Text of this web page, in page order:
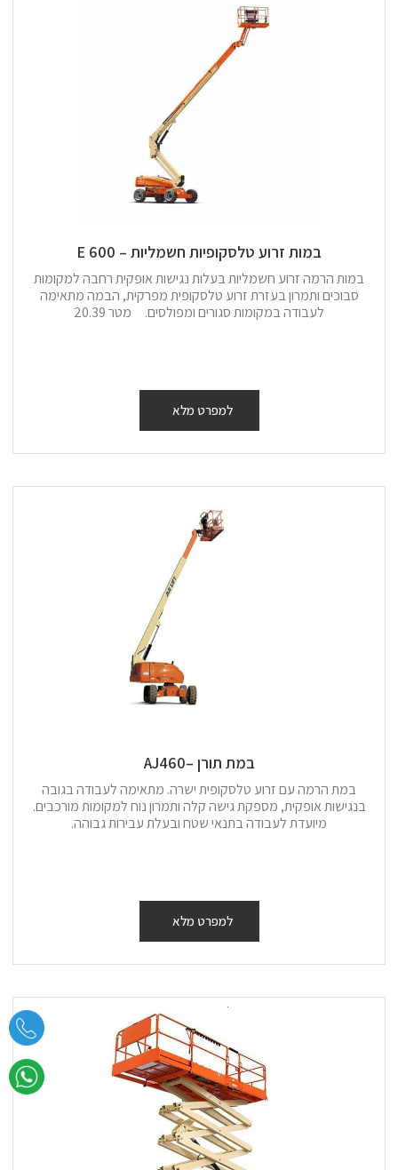
במות זרוע טלסקופיות חשמליות – 600 E
במות הרמה זרוע חשמליות בעלות נגישות אופקית רחבה למקומות
סבוכים ותמרון בעזרת זרוע טלסקופית מפרקית, הבמה מתאימה
לעבודה במקומות סגורים ומפולסים. מטר 20.39
למפרט מלא
במת תורן –AJ460
במת הרמה עם זרוע טלסקופית ישרה. מתאימה לעבודה בגובה
בנגישות אופקית, מספקת גישה קלה ותמרון נוח למקומות מורכבים.
מיועדת לעבודה בתנאי שטח ובעלת עבירות גבוהה.
למפרט מלא